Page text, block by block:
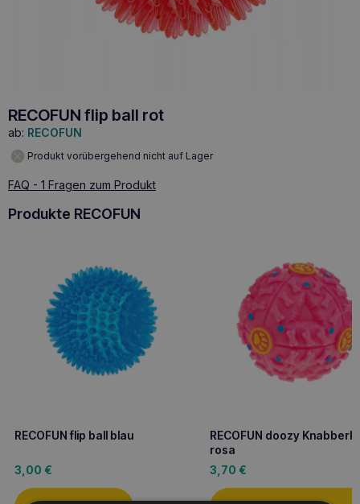
RECOFUN flip ball rot
ab: RECOFUN
Produkt vorübergehend nicht auf Lager
FAQ - 1 Fragen zum Produkt
Produkte RECOFUN
RECOFUN flip ball blau
3,00 €
RECOFUN doozy
rosa
3,70 €